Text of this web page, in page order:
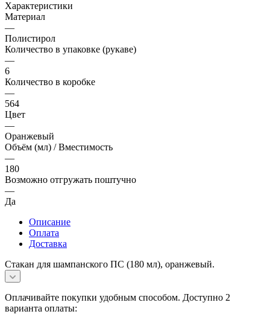
Характеристики
Материал
—
Полистирол
Количество в упаковке (рукаве)
—
6
Количество в коробке
—
564
Цвет
—
Оранжевый
Объём (мл) / Вместимость
—
180
Возможно отгружать поштучно
—
Да
Описание
Оплата
Доставка
Стакан для шампанского ПС (180 мл), оранжевый.
Оплачивайте покупки удобным способом. Доступно 2
варианта оплаты: